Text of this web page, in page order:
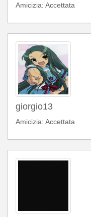
Amicizia: Accettata
giorgio13
Amicizia: Accettata